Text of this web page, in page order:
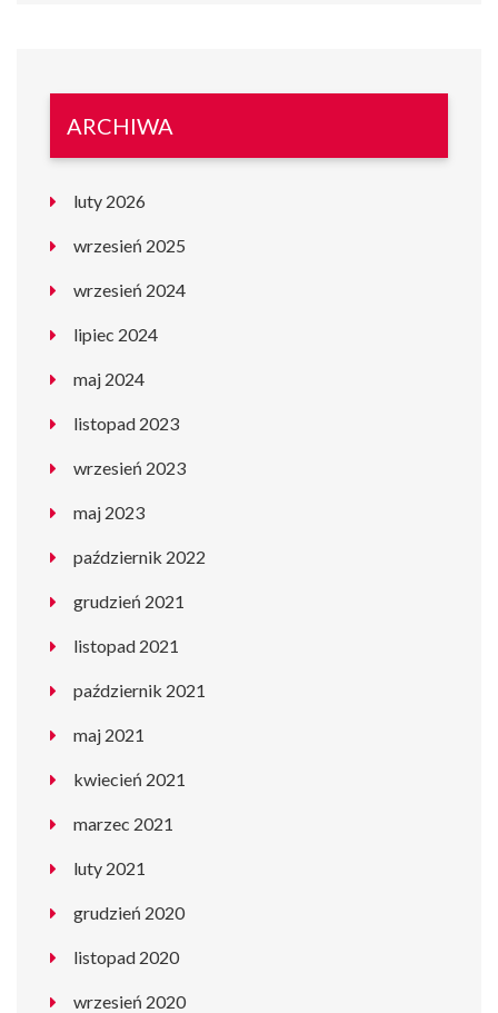
ARCHIWA
luty 2026
wrzesień 2025
wrzesień 2024
lipiec 2024
maj 2024
listopad 2023
wrzesień 2023
maj 2023
październik 2022
grudzień 2021
listopad 2021
październik 2021
maj 2021
kwiecień 2021
marzec 2021
luty 2021
grudzień 2020
listopad 2020
wrzesień 2020